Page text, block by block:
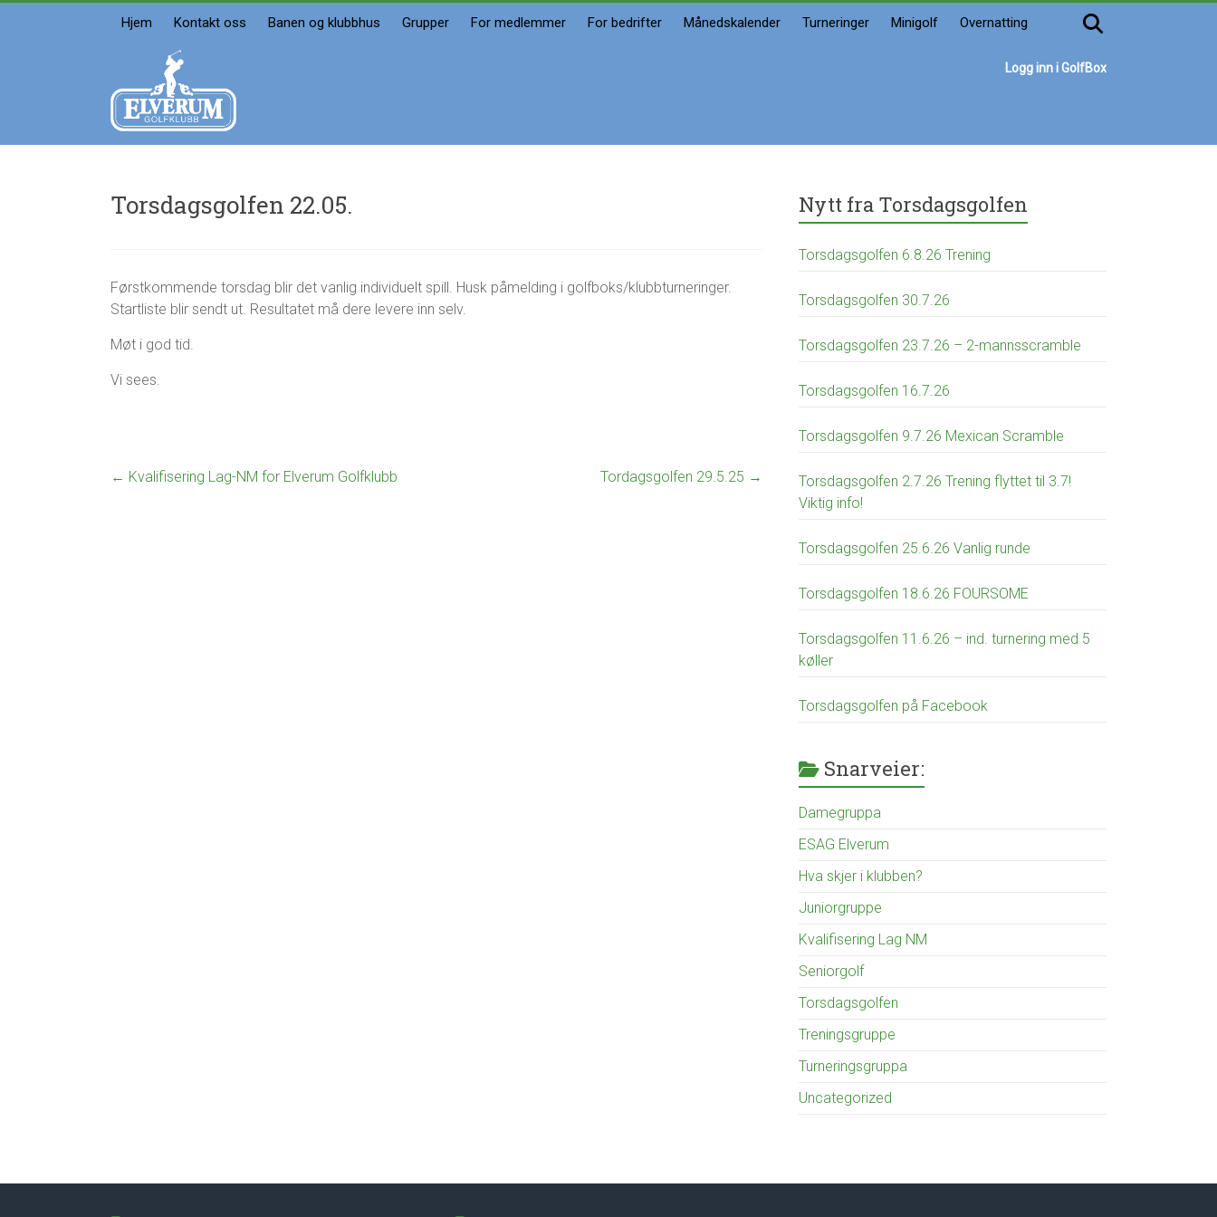
Hjem Kontakt oss Banen og klubbhus Grupper For medlemmer For bedrifter Månedskalender Turneringer Minigolf Overnatting
Elverum
golfklubb
Velkommen
Logg inn i GolfBox
Torsdagsgolfen 22.05.
u
r
o
r
d
g
f
2
0
m
i
Førstkommende torsdag blir det vanlig individuelt spill. Husk påmelding i golfboks/klubbturneringer.
Startliste blir sendt ut. Resultatet må dere levere inn selv.
Møt i god tid.
Vi sees.
← Kvalifisering Lag-NM for Elverum Golfklubb Tordagsgolfen 29.5.25 →
Nytt fra Torsdagsgolfen
Torsdagsgolfen 6.8.26 Trening
Torsdagsgolfen 30.7.26
Torsdagsgolfen 23.7.26 – 2-mannsscramble
Torsdagsgolfen 16.7.26
Torsdagsgolfen 9.7.26 Mexican Scramble
Torsdagsgolfen 2.7.26 Trening flyttet til 3.7!
Viktig info!
Torsdagsgolfen 25.6.26 Vanlig runde
Torsdagsgolfen 18.6.26 FOURSOME
Torsdagsgolfen 11.6.26 – ind. turnering med 5
køller
Torsdagsgolfen på Facebook
Snarveier:
Damegruppa
ESAG Elverum
Hva skjer i klubben?
Juniorgruppe
Kvalifisering Lag NM
Seniorgolf
Torsdagsgolfen
Treningsgruppe
Turneringsgruppa
Uncategorized